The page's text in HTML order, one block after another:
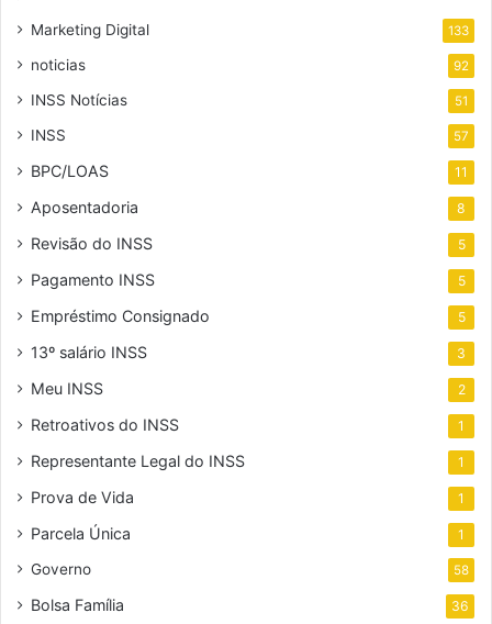
Marketing Digital 133
noticias 92
INSS Notícias 51
INSS 57
BPC/LOAS 11
Aposentadoria 8
Revisão do INSS 5
Pagamento INSS 5
Empréstimo Consignado 5
13º salário INSS 3
Meu INSS 2
Retroativos do INSS 1
Representante Legal do INSS 1
Prova de Vida 1
Parcela Única 1
Governo 58
Bolsa Família 36